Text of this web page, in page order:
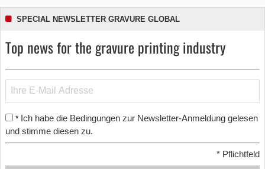
SPECIAL NEWSLETTER GRAVURE GLOBAL
Top news for the gravure printing industry
* Ich habe die Bedingungen zur Newsletter-Anmeldung gelesen
und stimme diesen zu.
* Pflichtfeld